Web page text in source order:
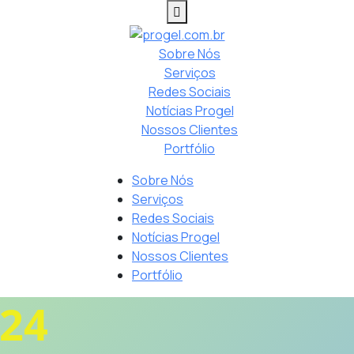
Sobre Nós
Serviços
Redes Sociais
Notícias Progel
Nossos Clientes
Portfólio
Sobre Nós
Serviços
Redes Sociais
Notícias Progel
Nossos Clientes
Portfólio